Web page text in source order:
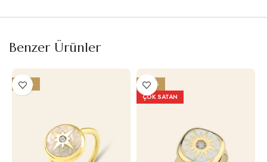
Benzer Ürünler
-28%
-29%
ÇOK SATAN